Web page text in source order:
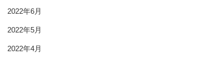
2022年6月
2022年5月
2022年4月